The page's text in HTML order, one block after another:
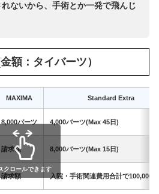
ないから、手術とか一発で飛んじ
額：タイバーツ）
MAXIMA Standard Extra
8,000バーツ 4,000バーツ(Max 45日)
請求額 8,000バーツ(Max 15日)
請求額 入院・手術関連費用合計で100,000
クロールできます